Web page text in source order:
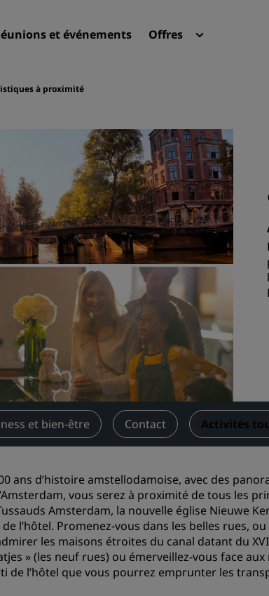
et événements Offres
Destinations
Resorts
Appartements hôteliers
Hôtels d'aéroport
Nouveaux et futurs hôtels
Réunions et événements
Découvrez Radisson Meetings
Réservez une salle de réunion
Demander un devis
Pour les événements
Solutions d’entreprise
Rechercher des vols
Rechercher des vols
Restaurants
Rechercher un restaurant
Services numériques
Application Radisson Hotels
à proximité
et bien-être Contact Activités
ans d’histoire amstellodamoise, avec des
vous serez à proximité de tous les
Amsterdam, la nouvelle église Nieuwe
l’hôtel. Promenez-vous dans les belles rues,
les maisons étroites du canal datant du
» (les neuf rues) ou émerveillez-vous face
de l’hôtel que vous pourrez emprunter les